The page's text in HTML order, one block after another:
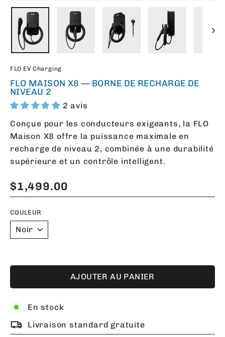
FLO EV Charging
FLO MAISON X8 — BORNE DE RECHARGE DE
NIVEAU 2
2 avis
Conçue pour les conducteurs exigeants, la FLO
Maison X8 offre la puissance maximale en
recharge de niveau 2, combinée à une durabilité
supérieure et un contrôle intelligent.
Prix
régulier
$1,499.00
COULEUR
AJOUTER AU PANIER
En stock
Livraison standard gratuite